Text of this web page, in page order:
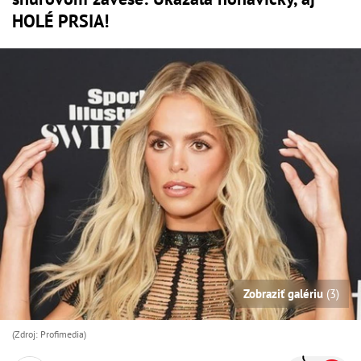
HOLÉ PRSIA!
Zobraziť galériu (3)
(Zdroj: Profimedia)